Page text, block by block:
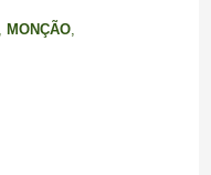
MONÇÃO,